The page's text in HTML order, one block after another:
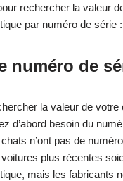
rechercher la valeur
par numéro de série :
numéro de
la valeur de votre
d’abord besoin du
n’ont pas de
plus récentes
mais les fabricants